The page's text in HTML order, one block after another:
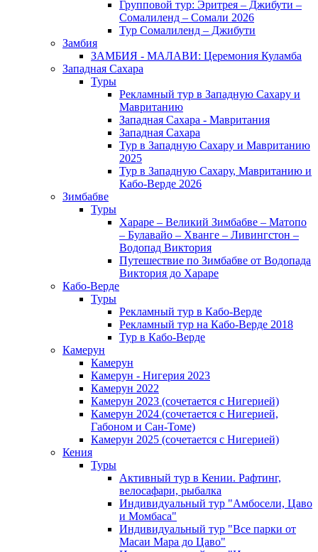
Групповой тур: Эритрея – Джибути –
Сомалиленд – Сомали 2026
Тур Cомалиленд – Джибути
Замбия
ЗАМБИЯ - МАЛАВИ: Церемония Куламба
Западная Сахара
Туры
Рекламный тур в Западную Сахару и
Мавританию
Западная Сахара - Мавритания
Западная Сахара
Тур в Западную Сахару и Мавританию
2025
Тур в Западную Сахару, Мавританию и
Кабо-Верде 2026
Зимбабве
Туры
Хараре – Великий Зимбабве – Матопо
– Булавайо – Хванге – Ливингстон –
Водопад Виктория
Путешествие по Зимбабве от Водопада
Виктория до Хараре
Кабо-Верде
Туры
Рекламный тур в Кабо-Верде
Рекламный тур на Кабо-Верде 2018
Тур в Кабо-Верде
Камерун
Камерун
Камерун - Нигерия 2023
Камерун 2022
Камерун 2023 (сочетается с Нигерией)
Камерун 2024 (сочетается с Нигерией,
Габоном и Сан-Томе)
Камерун 2025 (сочетается с Нигерией)
Кения
Туры
Активный тур в Кении. Рафтинг,
велосафари, рыбалка
Индивидуальный тур "Амбосели, Цаво
и Момбаса"
Индивидуальный тур "Все парки от
Масаи Мара до Цаво"